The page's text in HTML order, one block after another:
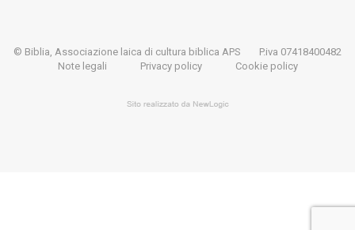
© Biblia, Associazione laica di cultura biblica APS
P.iva 07418400482
Note legali
Privacy policy Cookie policy